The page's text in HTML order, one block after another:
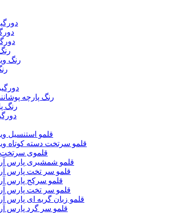
رنگ
رنگ پارچه
رنگ
قلمو استنسیل
قلمو سرتخت دسته کوتاه
قلموی سرتخت
قلمو شمشیری پارس آرت
قلمو سر تخت پارس آرت
قلمو سرکج پارس آرت
قلمو سر تخت پارس آرت
قلمو زبان گربه ای پارس
قلمو سر گرد پارس آرت